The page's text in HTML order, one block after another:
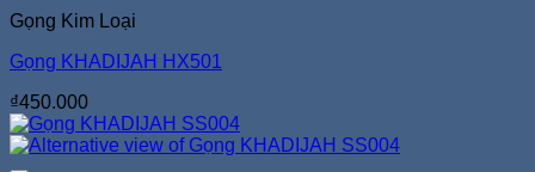
Gọng Kim Loại
Gọng KHADIJAH HX501
₫450.000